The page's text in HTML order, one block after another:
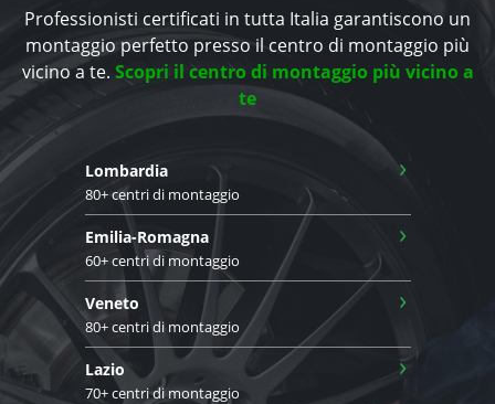
Professionisti certificati in tutta Italia garantiscono un
montaggio perfetto presso il centro di montaggio più
vicino a te. Scopri il centro di montaggio più vicino a
te
Lombardia
80+ centri di montaggio
›
Emilia-Romagna
60+ centri di montaggio
›
Veneto
80+ centri di montaggio
›
Lazio
70+ centri di montaggio
›